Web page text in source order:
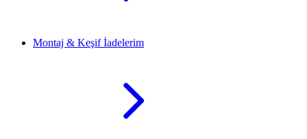
Montaj & Keşif İadelerim